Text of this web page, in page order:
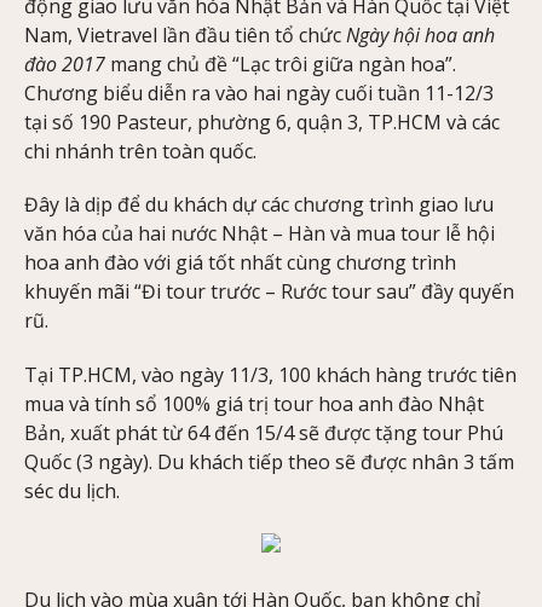
động giao lưu văn hóa Nhật Bản và Hàn Quốc tại Việt
Nam, Vietravel lần đầu tiên tổ chứcNgày hội hoa anh
đào 2017 mang chủ đề “Lạc trôi giữa ngàn hoa”.
Chương biểu diễn ra vào hai ngày cuối tuần 11-12/3
tại số 190 Pasteur, phường 6, quận 3, TP.HCM và các
chi nhánh trên toàn quốc.
Đây là dịp để du khách dự các chương trình giao lưu
văn hóa của hai nước Nhật – Hàn và mua tour lễ hội
hoa anh đào với giá tốt nhất cùng chương trình
khuyến mãi “Đi tour trước – Rước tour sau” đầy quyến
rũ.
Tại TP.HCM, vào ngày 11/3, 100 khách hàng trước tiên
mua và tính sổ 100% giá trị tour hoa anh đào Nhật
Bản, xuất phát từ 64 đến 15/4 sẽ được tặng tour Phú
Quốc (3 ngày). Du khách tiếp theo sẽ được nhân 3 tấm
séc du lịch.
Du lịch vào mùa xuân tới Hàn Quốc, bạn không chỉ